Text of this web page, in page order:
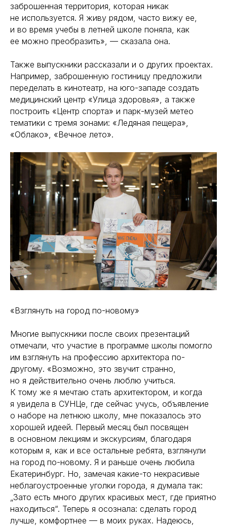
заброшенная территория, которая никак
не используется. Я живу рядом, часто вижу ее,
и во время учебы в летней школе поняла, как
ее можно преобразить», — сказала она.
Также выпускники рассказали и о других проектах.
Например, заброшенную гостиницу предложили
переделать в кинотеатр, на юго-западе создать
медицинский центр «Улица здоровья», а также
построить «Центр спорта» и парк-музей метео
тематики с тремя зонами: «Ледяная пещера»,
«Облако», «Вечное лето».
«Взглянуть на город по-новому»
Многие выпускники после своих презентаций
отмечали, что участие в программе школы помогло
им взглянуть на профессию архитектора по-
другому. «Возможно, это звучит странно,
но я действительно очень люблю учиться.
К тому же я мечтаю стать архитектором, и когда
я увидела в СУНЦе, где сейчас учусь, объявление
о наборе на летнюю школу, мне показалось это
хорошей идеей. Первый месяц был посвящен
в основном лекциям и экскурсиям, благодаря
которым я, как и все остальные ребята, взглянули
на город по-новому. Я и раньше очень любила
Екатеринбург. Но, замечая какие-то некрасивые
неблагоустроенные уголки города, я думала так:
„Зато есть много других красивых мест, где приятно
находиться“. Теперь я осознала: сделать город
лучше, комфортнее — в моих руках. Надеюсь,